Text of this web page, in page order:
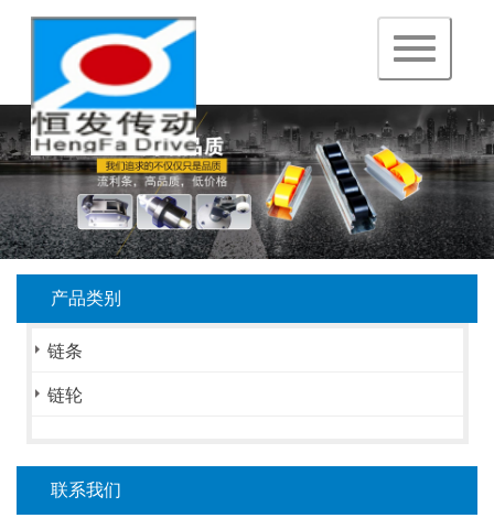
navigation
产品类别
链条
链轮
联系我们